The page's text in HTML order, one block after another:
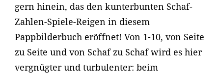
gern hinein, das den kunterbunten Schaf-
Zahlen-Spiele-Reigen in diesem
Pappbilderbuch eröffnet! Von 1-10, von Seite
zu Seite und von Schaf zu Schaf wird es hier
vergnügter und turbulenter: beim